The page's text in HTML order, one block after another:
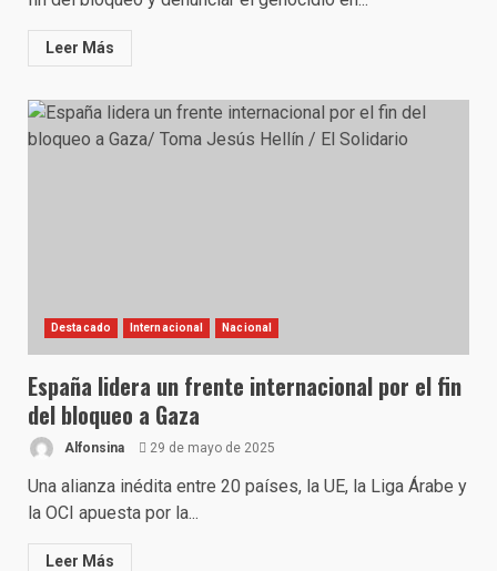
Leer Más
Destacado Internacional Nacional
España lidera un frente internacional por el fin
del bloqueo a Gaza
Alfonsina 29 de mayo de 2025
Una alianza inédita entre 20 países, la UE, la Liga Árabe y
la OCI apuesta por la...
Leer Más